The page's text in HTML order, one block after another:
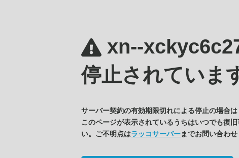
xn--
停止されていま
サーバー契約の有効期限切れによる停止の場合は
このページが表示されているうちはいつでも復
い。ご不明点はラッコサーバーまでお問い合わせ